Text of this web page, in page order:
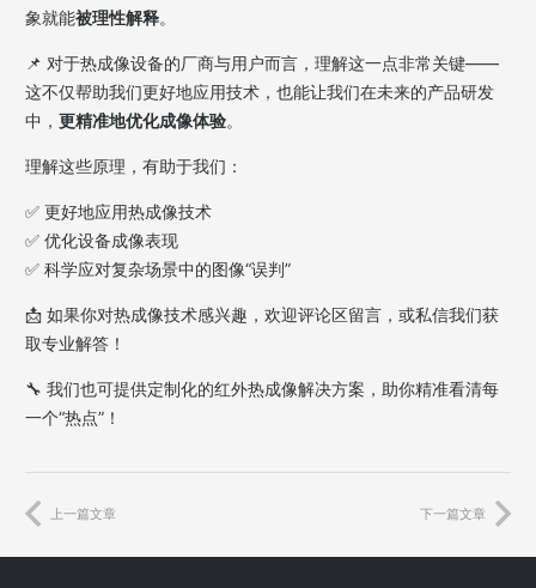
象就能被理性解释。
📌 对于热成像设备的厂商与用户而言，理解这一点非常关键——
这不仅帮助我们更好地应用技术，也能让我们在未来的产品研发
中， 更精准地优化成像体验。
理解这些原理，有助于我们：
✅ 更好地应用热成像技术
✅ 优化设备成像表现
✅ 科学应对复杂场景中的图像“误判”
📩 如果你对热成像技术感兴趣，欢迎评论区留言，或私信我们获
取专业解答！
🔧 我们也可提供定制化的红外热成像解决方案，助你精准看清每
一个“热点”！
上一篇文章 下一篇文章